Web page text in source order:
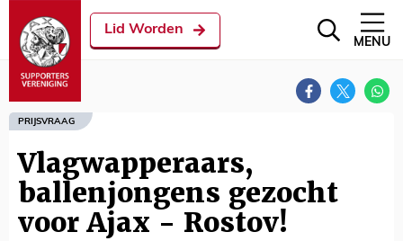
Lid Worden
MENU
PRIJSVRAAG
Vlagwapperaars,
ballenjongens gezocht
voor Ajax - Rostov!